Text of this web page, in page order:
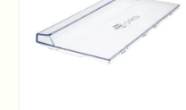
de aspiratoare:
Gorenje
Gorenje